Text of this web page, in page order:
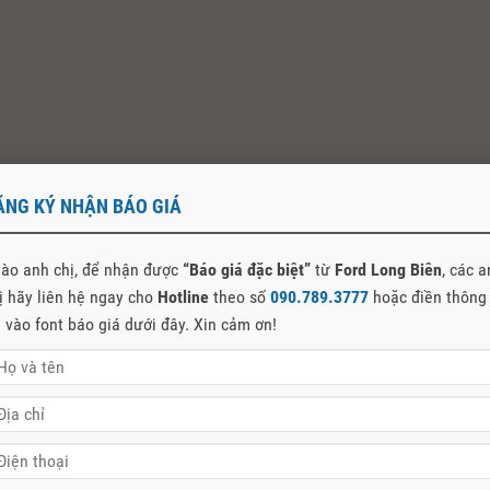
tạo theo hệ thống chuyên nghiệp của Ford toàn cầu và được
hiện đại nhất sẽ nhanh chóng phát hiện và đưa ra các giải
cam kết mang đến chất lượng dịch vụ tốt nhất và sự hài lòng cao
km là minh chứng cho những cam kết về chất lượng sản phẩm
KÝ NHẬN BÁO GIÁ
anh chị, để nhận được “Báo giá đặc biệt” từ Ford Long Biên, các
hãy liên hệ ngay cho Hotline theo số 090.789.3777 hoặc điền thông
vào font báo giá dưới đây. Xin cảm ơn!